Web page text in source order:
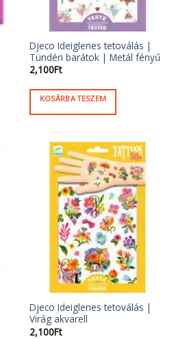
Djeco Ideiglenes tetoválás |
Tündéri barátok | Metál fényű
2,100Ft
KOSÁRBA TESZEM
Djeco Ideiglenes tetoválás |
Virág akvarell
2,100Ft